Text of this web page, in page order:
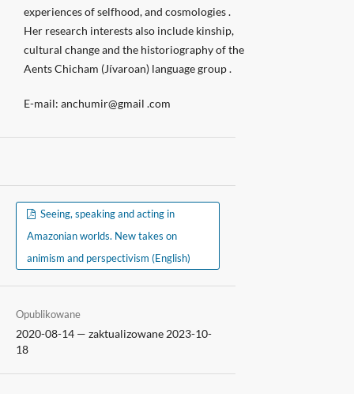
experiences of selfhood, and cosmologies .
Her research interests also include kinship,
cultural change and the historiography of the
Aents Chicham (Jívaroan) language group .
E-mail: anchumir@gmail .com
Seeing, speaking and acting in
Amazonian worlds. New takes on
animism and perspectivism (English)
Opublikowane
2020-08-14 — zaktualizowane 2023-10-
18